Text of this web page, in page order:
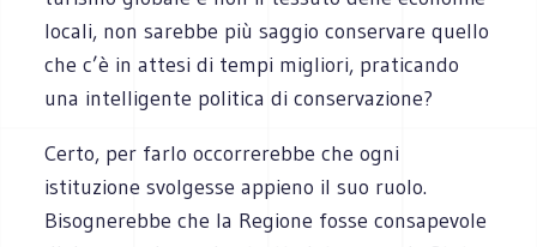
locali, non sarebbe più saggio conservare quello
che c’è in attesi di tempi migliori, praticando
una intelligente politica di conservazione?
Certo, per farlo occorrerebbe che ogni
istituzione svolgesse appieno il suo ruolo.
Bisognerebbe che la Regione fosse consapevole